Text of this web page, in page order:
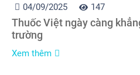
04/09/2025 147
Thuốc Việt ngày càng
trường
Xem thêm